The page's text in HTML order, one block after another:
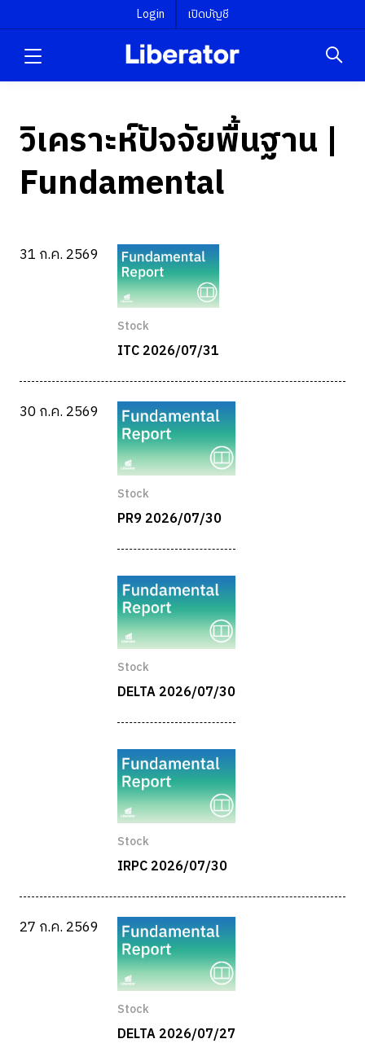
Login เปิดบัญชี
วิเคราะห์ปัจจัยพื้นฐาน |
Fundamental
31 ก.ค. 2569
Stock
ITC 2026/07/31
30 ก.ค. 2569
Stock
PR9 2026/07/30
Stock
DELTA 2026/07/30
Stock
IRPC 2026/07/30
27 ก.ค. 2569
Stock
DELTA 2026/07/27